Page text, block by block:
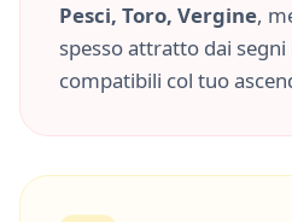
Pesci, Toro, Vergine,
spesso attratto dai
compatibili col tuo